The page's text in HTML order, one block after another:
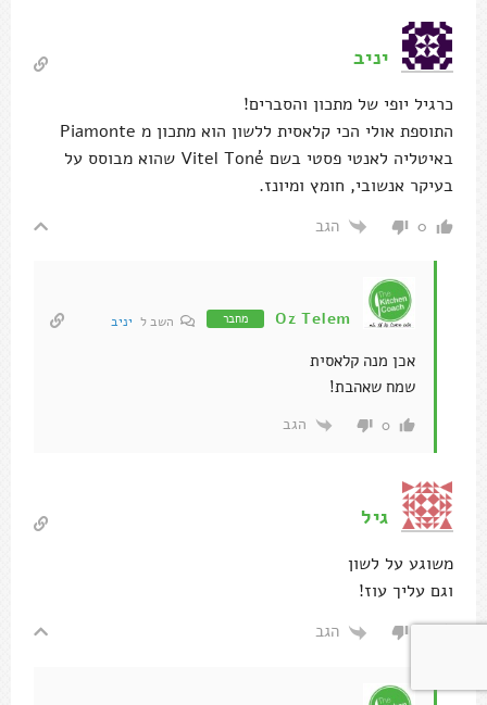
יניב
כרגיל יופי של מתכון והסברים!
התוספת אולי הכי קלאסית ללשון הוא מתכון מ Piamonte
באיטליה לאנטי פסטי בשם Vitel Toné שהוא מבוסס על
בעיקר אנשובי, חומץ ומיונז.
0 הגב
Oz Telem מחבר השב ל יניב
אכן מנה קלאסית
שמח שאהבת!
0 הגב
גיל
משוגע על לשון
וגם עליך עוז!
הגב